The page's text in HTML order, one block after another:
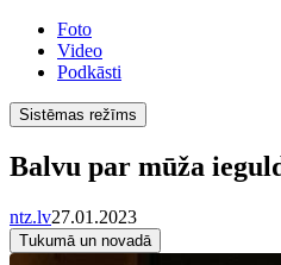
Foto
Video
Podkāsti
Sistēmas režīms
Balvu par mūža
ntz.lv27.01.2023
Tukumā un novadā